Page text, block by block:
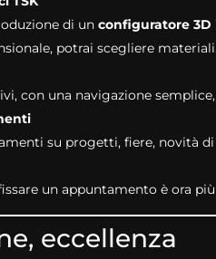
di un configuratore
potrai scegliere
con una navigazione
su progetti, fiere, novità
un appuntamento è ora
eccellenza